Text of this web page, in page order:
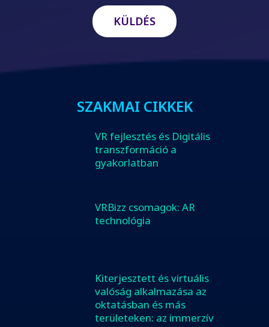
SZAKMAI CIKKEK
VR fejlesztés és Digitális
transzformáció a
gyakorlatban
VRBizz csomagok: AR
technológia
Kiterjesztett és virtuális
valóság alkalmazása az
oktatásban és más
területeken: az immerzív